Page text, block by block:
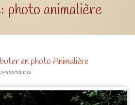
photo animalière
en photo Animalière